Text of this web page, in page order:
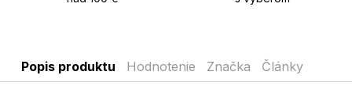
Popis produktu Hodnotenie Značka Články